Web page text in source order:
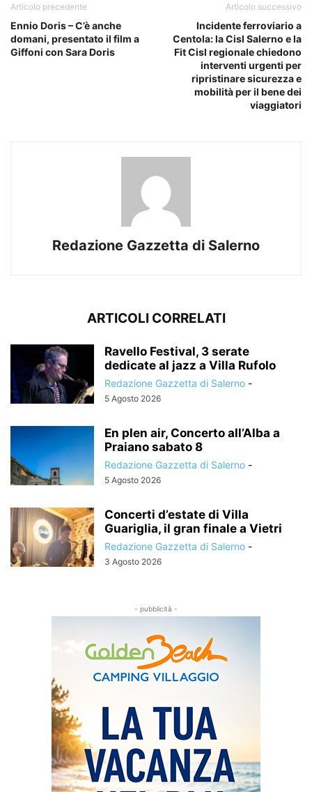
Articolo precedente
Ennio Doris – C’è anche
domani, presentato il film a
Giffoni con Sara Doris
Articolo successivo
Incidente ferroviario a
Centola: la Cisl Salerno e la
Fit Cisl regionale chiedono
interventi urgenti per
ripristinare sicurezza e
mobilità per il bene dei
viaggiatori
Redazione Gazzetta di Salerno
ARTICOLI CORRELATI
Ravello Festival, 3 serate
dedicate al jazz a Villa Rufolo
Redazione Gazzetta di Salerno -
5 Agosto 2026
En plen air, Concerto all’Alba a
Praiano sabato 8
Redazione Gazzetta di Salerno -
5 Agosto 2026
Concerti d’estate di Villa
Guariglia, il gran finale a Vietri
Redazione Gazzetta di Salerno -
3 Agosto 2026
- pubblicità -